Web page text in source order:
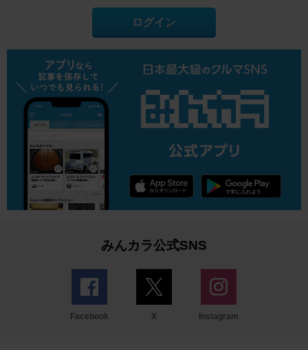
ログイン
みんカラ公式SNS
Facebook X Instagram